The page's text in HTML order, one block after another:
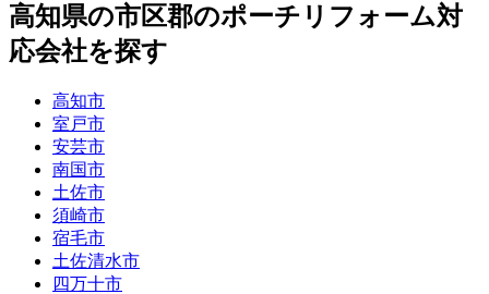
高知県の市区郡のポーチリフォーム対
応会社を探す
高知市
室戸市
安芸市
南国市
土佐市
須崎市
宿毛市
土佐清水市
四万十市